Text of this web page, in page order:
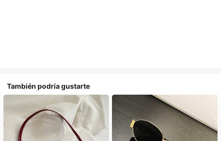
También podría gustarte